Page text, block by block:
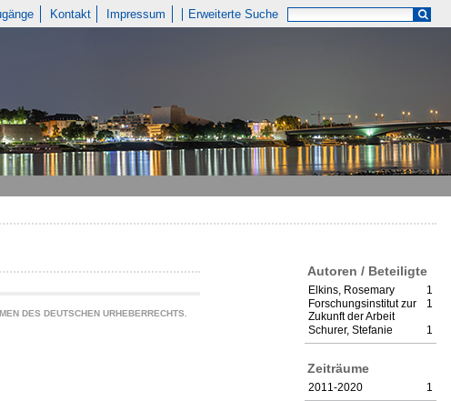
Kontakt Impressum Erweiterte Suche
Autoren / Beteiligte
1
Elkins, Rosemary
1
Forschungsinstitut zur
Zukunft der Arbeit
1
Schurer, Stefanie
Zeiträume
1
2011-2020
DES DEUTSCHEN URHEBERRECHTS.